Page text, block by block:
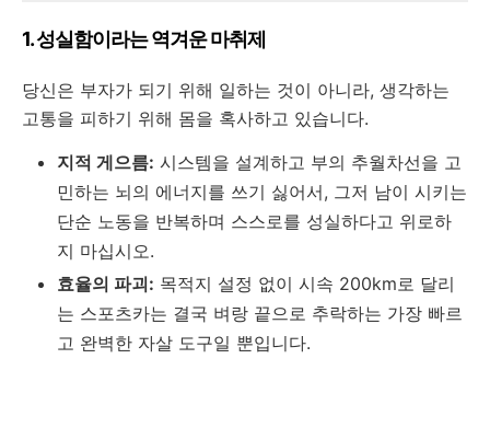
1. 성실함이라는 역겨운 마취제
당신은 부자가 되기 위해 일하는 것이 아니라, 생각하는
고통을 피하기 위해 몸을 혹사하고 있습니다.
지적 게으름: 시스템을 설계하고 부의 추월차선을 고
민하는 뇌의 에너지를 쓰기 싫어서, 그저 남이 시키는
단순 노동을 반복하며 스스로를 성실하다고 위로하
지 마십시오.
효율의 파괴: 목적지 설정 없이 시속 200km로 달리
는 스포츠카는 결국 벼랑 끝으로 추락하는 가장 빠르
고 완벽한 자살 도구일 뿐입니다.